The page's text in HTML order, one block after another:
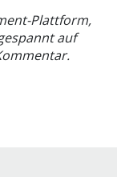
Plattform,
auf